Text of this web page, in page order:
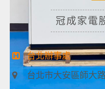
冠成家電
台北辦事處
台北市大安區師大